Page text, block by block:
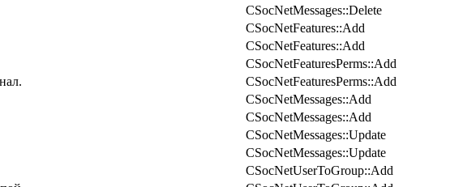
CSocNetMessages::Delete
CSocNetFeatures::Add
CSocNetFeatures::Add
CSocNetFeaturesPerms::Add
CSocNetFeaturesPerms::Add
CSocNetMessages::Add
CSocNetMessages::Add
CSocNetMessages::Update
CSocNetMessages::Update
CSocNetUserToGroup::Add